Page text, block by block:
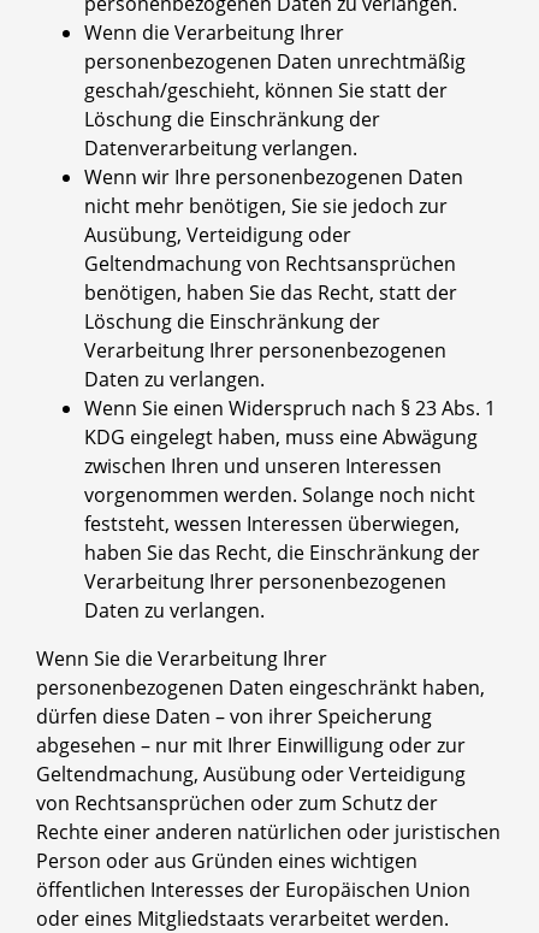
Wenn die Verarbeitung Ihrer
personenbezogenen Daten unrechtmäßig
geschah/geschieht, können Sie statt der
Löschung die Einschränkung der
Datenverarbeitung verlangen.
Wenn wir Ihre personenbezogenen Daten
nicht mehr benötigen, Sie sie jedoch zur
Ausübung, Verteidigung oder
Geltendmachung von Rechtsansprüchen
benötigen, haben Sie das Recht, statt der
Löschung die Einschränkung der
Verarbeitung Ihrer personenbezogenen
Daten zu verlangen.
Wenn Sie einen Widerspruch nach § 23 Abs. 1
KDG eingelegt haben, muss eine Abwägung
zwischen Ihren und unseren Interessen
vorgenommen werden. Solange noch nicht
feststeht, wessen Interessen überwiegen,
haben Sie das Recht, die Einschränkung der
Verarbeitung Ihrer personenbezogenen
Daten zu verlangen.
Wenn Sie die Verarbeitung Ihrer
personenbezogenen Daten eingeschränkt haben,
dürfen diese Daten – von ihrer Speicherung
abgesehen – nur mit Ihrer Einwilligung oder zur
Geltendmachung, Ausübung oder Verteidigung
von Rechtsansprüchen oder zum Schutz der
Rechte einer anderen natürlichen oder juristischen
Person oder aus Gründen eines wichtigen
öffentlichen Interesses der Europäischen Union
oder eines Mitgliedstaats verarbeitet werden.